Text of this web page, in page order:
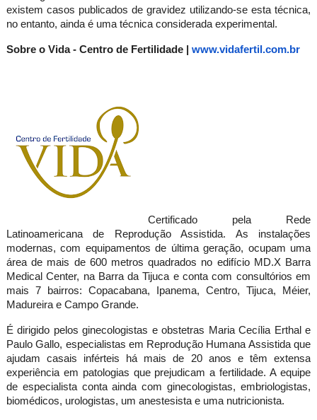
existem casos publicados de gravidez utilizando-se esta técnica,
no entanto, ainda é uma técnica considerada experimental.
Sobre o Vida - Centro de Fertilidade | www.vidafertil.com.br
Certificado pela Rede
Latinoamericana de Reprodução Assistida. As instalações
modernas, com equipamentos de última geração, ocupam uma
área de mais de 600 metros quadrados no edifício MD.X Barra
Medical Center, na Barra da Tijuca e conta com consultórios em
mais 7 bairros: Copacabana, Ipanema, Centro, Tijuca, Méier,
Madureira e Campo Grande.
É dirigido pelos ginecologistas e obstetras Maria Cecília Erthal e
Paulo Gallo, especialistas em Reprodução Humana Assistida que
ajudam casais inférteis há mais de 20 anos e têm extensa
experiência em patologias que prejudicam a fertilidade. A equipe
de especialista conta ainda com ginecologistas, embriologistas,
biomédicos, urologistas, um anestesista e uma nutricionista.